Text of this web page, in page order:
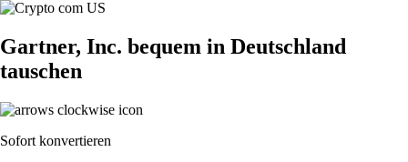
Gartner, Inc. bequem in Deutschland
tauschen
Sofort konvertieren